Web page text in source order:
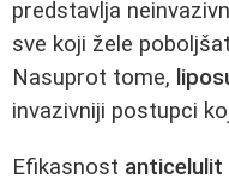
predstavlja
sve koji žele
Nasuprot tome,
invazivniji postupci
Efikasnost anticelulit